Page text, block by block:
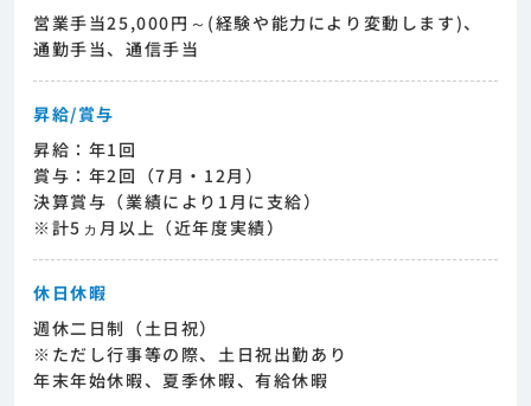
営業手当25,000円～(経験や能力により変動します)、
通勤手当、通信手当
昇給/賞与
昇給：年1回
賞与：年2回（7月・12月）
決算賞与（業績により1月に支給）
※計5ヵ月以上（近年度実績）
休日休暇
週休二日制（土日祝）
※ただし行事等の際、土日祝出勤あり
年末年始休暇、夏季休暇、有給休暇